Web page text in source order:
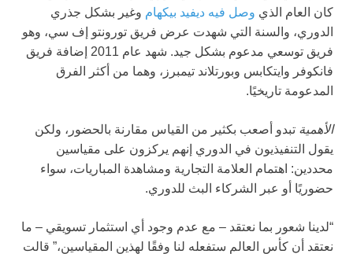
كان العام الذي وصل فيه ديفيد بيكهام وغير بشكل جذري
الدوري، والسنة التي شهدت عرض فريق تورونتو إف سي، وهو
فريق توسعي مدعوم بشكل جيد. شهد عام 2011 إضافة فريق
فانكوفر وايتكابس وبورتلاند تيمبرز، وهما من أكثر الفرق
المدعومة تاريخيًا.
الأهمية تبدو أصعب بكثير من القياس مقارنة بالحضور، ولكن
يقول التنفيذيون في الدوري إنهم يركزون على مقياسين
محددين: اهتمام العلامة التجارية ومشاهدة المباريات، سواء
حضوريًا أو عبر الشركاء البث للدوري.
“لدينا شعور بما نعتقد – مع عدم وجود أي استثمار تسويقي – ما
نعتقد أن كأس العالم ستفعله لنا وفقًا لهذين المقياسين،” قالت